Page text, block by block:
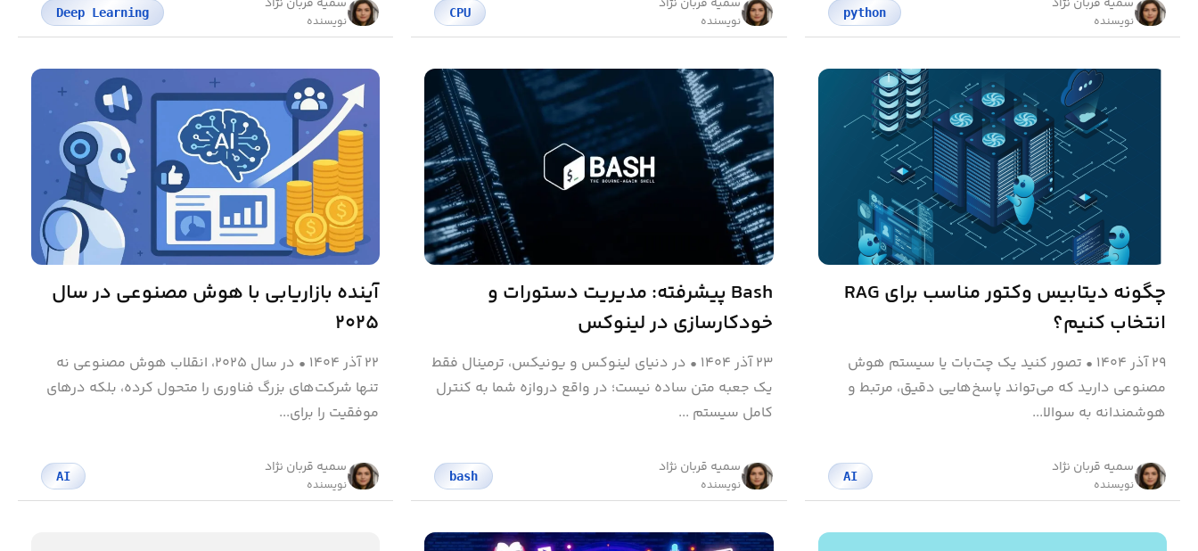
نویسنده
python
نویسنده
CPU
نویسنده
Deep Learning
چگونه دیتابیس وکتور مناسب برای RAG
انتخاب کنیم؟
۲۹ آذر ۱۴۰۴ • تصور کنید یک چت‌بات یا سیستم هوش
مصنوعی دارید که می‌تواند پاسخ‌هایی دقیق، مرتبط و
هوشمندانه به سوالا...
سمیه قربان نژاد
نویسنده
AI
Bash پیشرفته: مدیریت دستورات و
خودکارسازی در لینوکس
۲۳ آذر ۱۴۰۴ • در دنیای لینوکس و یونیکس، ترمینال فقط
یک جعبه متن ساده نیست؛ در واقع دروازه شما به کنترل
کامل سیستم ...
سمیه قربان نژاد
نویسنده
bash
آینده بازاریابی با هوش مصنوعی در سال
۲۰۲۵
۲۲ آذر ۱۴۰۴ •
در سال ۲۰۲۵، انقلاب هوش مصنوعی نه
تنها شرکت‌های بزرگ فناوری را متحول کرده، بلکه درهای
موفقیت را برای...
سمیه قربان نژاد
نویسنده
AI